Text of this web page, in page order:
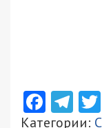
Категории: